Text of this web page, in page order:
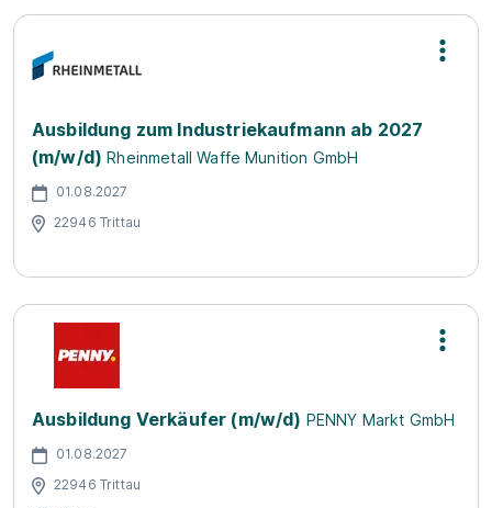
Ausbildung zum Industriekaufmann ab 2027
(m/w/d) Rheinmetall Waffe Munition GmbH
01.08.2027
22946 Trittau
Ausbildung Verkäufer (m/w/d) PENNY Markt GmbH
01.08.2027
22946 Trittau